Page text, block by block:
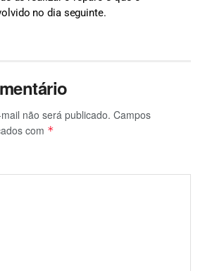
no dia seguinte.
não será publicado. Campos
com *